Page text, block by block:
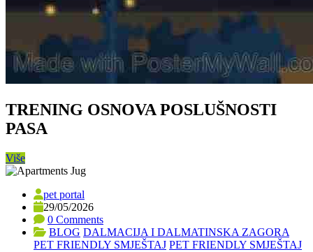
TRENING OSNOVA POSLUŠNOSTI
PASA
Više
pet portal
29/05/2026
0 Comments
BLOG DALMACIJA I DALMATINSKA ZAGORA
PET FRIENDLY SMJEŠTAJ PET FRIENDLY SMJEŠTAJ